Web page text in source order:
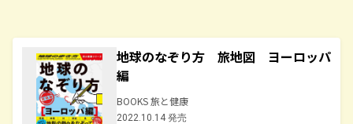
地球のなぞり方 旅地図 ヨーロッパ
編
BOOKS 旅と健康
2022.10.14 発売